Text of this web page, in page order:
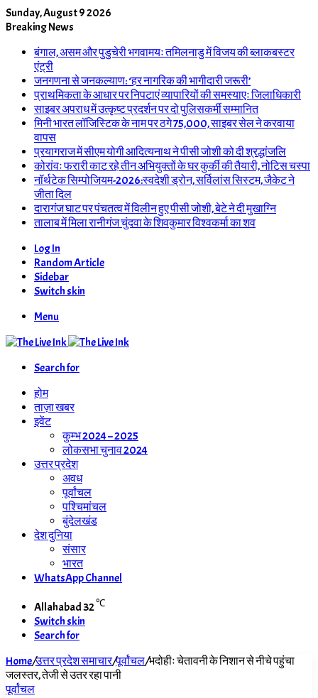
Sunday, August 9 2026
Breaking News
बंगाल, असम और पुडुचेरी भगवामयः तमिलनाडु में विजय की ब्लाकबस्टर
एंट्री
जनगणना से जनकल्याण: ‘हर नागरिक की भागीदारी जरूरी’
प्राथमिकता के आधार पर निपटाएं व्यापारियों की समस्याएः जिलाधिकारी
साइबर अपराध में उत्कृष्ट प्रदर्शन पर दो पुलिसकर्मी सम्मानित
मिनी भारत लॉजिस्टिक के नाम पर ठगे 75,000, साइबर सेल ने करवाया
वापस
प्रयागराज में सीएम योगी आदित्यनाथ ने पीसी जोशी को दी श्रद्धांजलि
कोरांवः फरारी काट रहे तीन अभियुक्तों के घर कुर्की की तैयारी, नोटिस चस्पा
नॉर्थटेक सिम्पोजियम-2026:स्वदेशी ड्रोन, सर्विलांस सिस्टम, जैकेट ने
जीता दिल
दारागंज घाट पर पंचतत्व में विलीन हुए पीसी जोशी, बेटे ने दी मुखाग्नि
तालाब में मिला रानीगंज चुंदवा के शिवकुमार विश्वकर्मा का शव
Log In
Random Article
Sidebar
Switch skin
Menu
Search for
होम
ताज़ा खबर
इवेंट
कुम्भ 2024 – 2025
लोकसभा चुनाव 2024
उत्तर प्रदेश
अवध
पूर्वांचल
पश्चिमांचल
बुंदेलखंड
देश दुनिया
संसार
भारत
WhatsApp Channel
Allahabad32℃
Switch skin
Search for
Home/उत्तर प्रदेश समाचार/पूर्वांचल/भदोहीः चेतावनी के निशान से नीचे पहुंचा
जलस्तर, तेजी से उतर रहा पानी
पूर्वांचल